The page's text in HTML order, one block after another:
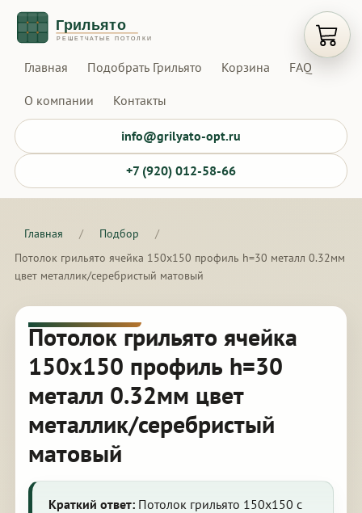
Главная Подобрать Грильято Корзина FAQ
О компании Контакты
info@grilyato-opt.ru
+7 (920) 012-58-66
Главная / Подбор
/
Потолок грильято ячейка 150х150 профиль h=30 металл 0.32мм
цвет металлик/серебристый матовый
Потолок грильято ячейка
150х150 профиль h=30
металл 0.32мм цвет
металлик/серебристый
матовый
Краткий ответ:Потолок грильято 150х150 с